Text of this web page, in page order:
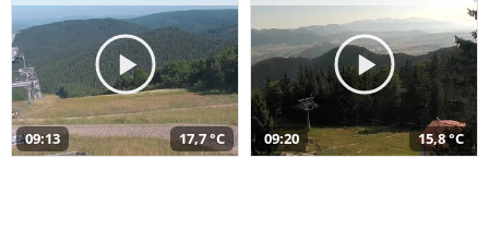
09:13 17,7 °C 09:20 15,8 °C